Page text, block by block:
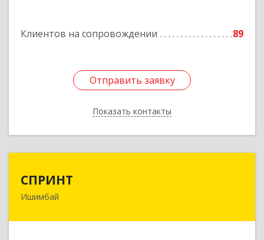
Клиентов на сопровождении 89
Отправить заявку
Показать контакты
Отправить заявку
Назад
СПРИНТ
Ишимбай
453201, Башкортостан Респ, Ишимбайский р-н,